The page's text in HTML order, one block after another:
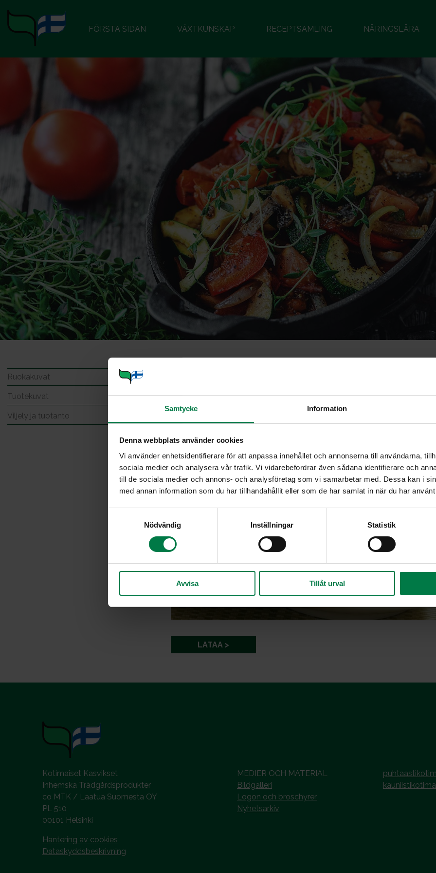
Samtycke Information
Denna webbplats använder cookies
Vi använder enhetsidentifierare för att anpassa innehållet och annonserna till användarna,
sociala medier och analysera vår trafik. Vi vidarebefordrar även sådana identifierare och
till de sociala medier och annons- och analysföretag som vi samarbetar med. Dessa kan i
med annan information som du har tillhandahållit eller som de har samlat in när du har
s
Nödvändig Inställningar Statistik
Avvisa Tillåt urval
FÖRSTA SIDAN VÄXTKUNSKAP RECEPTSAMLING NÄRINGSLÄRA
Ruokakuvat
Tuotekuvat
Viljely ja tuotanto
LATAA
Kotimaiset Kasvikset
Inhemska Trädgårdsprodukter
co MTK / Laatua Suomesta OY
PL 510
00101 Helsinki
Hantering av cookies
Dataskyddsbeskrivning
MEDIER OCH MATERIAL
Bildgalleri
Logon och broschyrer
Nyhetsarkiv